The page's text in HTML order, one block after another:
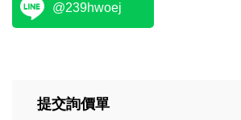
@239hwoej
提交詢價單